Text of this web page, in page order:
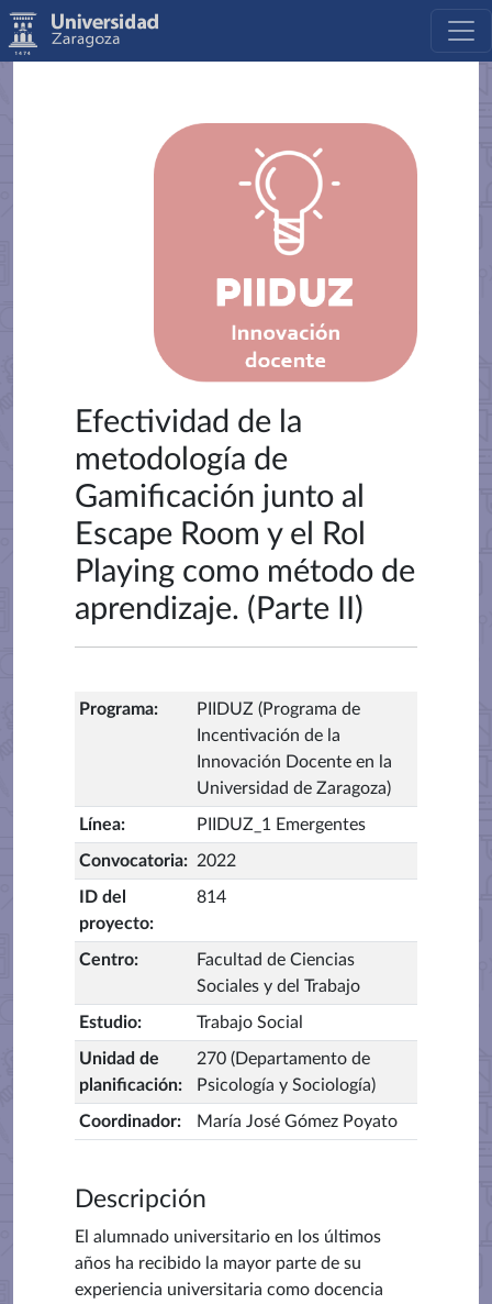
Efectividad de la
metodología de
Gamificación junto al
Escape Room y el Rol
Playing como método de
aprendizaje. (Parte II)
Programa:
PIIDUZ (Programa de
Incentivación de la
Innovación Docente en la
Universidad de Zaragoza)
Línea: PIIDUZ_1 Emergentes
Convocatoria: 2022
ID del
proyecto:
814
Centro:
Facultad de Ciencias
Sociales y del Trabajo
Estudio: Trabajo Social
Unidad de
planificación:
270 (Departamento de
Psicología y Sociología)
Coordinador: María José Gómez Poyato
Descripción
El alumnado universitario en los últimos
años ha recibido la mayor parte de su
experiencia universitaria como docencia